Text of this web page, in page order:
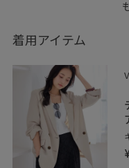
いつもご覧いただき
VISアトレ大井町店eriで
今回は新作で入荷しま
スメな韓国で人気な
スを着用してみまし
腹周りが程よくギャ
できちゃいます◎
一枚で着ると恥ずか
着用アイテム